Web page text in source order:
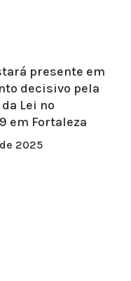
presente em
decisivo pela
Lei nº
em Fortaleza
2025